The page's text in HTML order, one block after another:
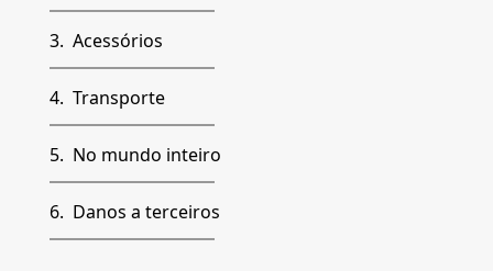
3. Acessórios
4. Transporte
5. No mundo inteiro
6. Danos a terceiros